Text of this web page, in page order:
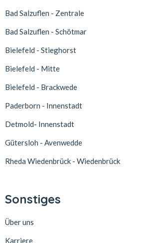
Bad Salzuflen - Zentrale
Bad Salzuflen - Schötmar
Bielefeld - Stieghorst
Bielefeld - Mitte
Bielefeld - Brackwede
Paderborn - Innenstadt
Detmold- Innenstadt
Gütersloh - Avenwedde
Rheda Wiedenbrück - Wiedenbrück
Sonstiges
Über uns
Karriere